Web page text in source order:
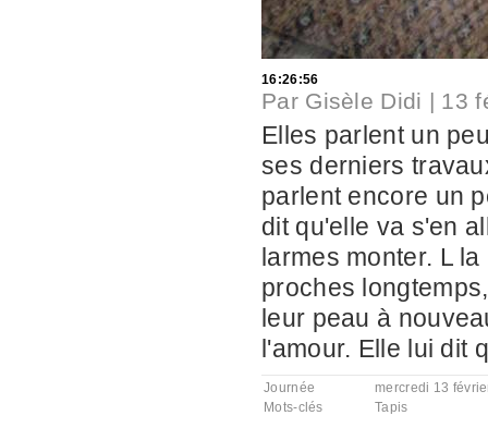
16:26:56
Par Gisèle Didi | 13
Elles parlent un
ses derniers
parlent encore un
dit qu'elle va s'en
larmes monter. L
proches
leur peau à
l'amour. Elle lui dit
Journée
mercredi 13
Mots-clés
Tapis